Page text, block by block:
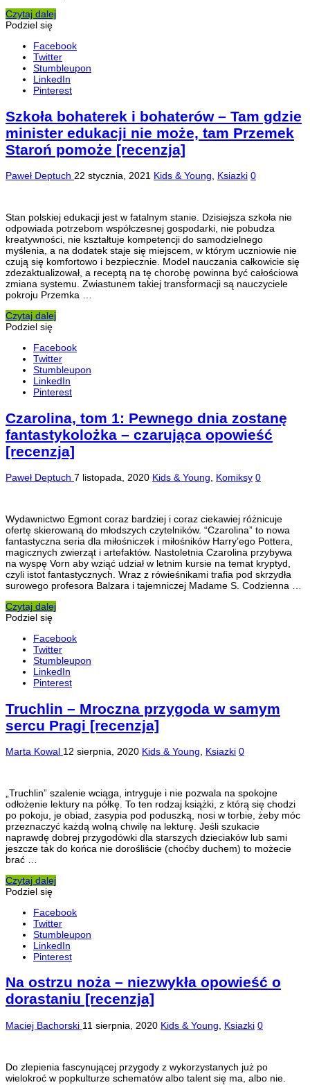
Czytaj dalej
Podziel się
Facebook
Twitter
Stumbleupon
LinkedIn
Pinterest
Szkoła bohaterek i bohaterów – Tam gdzie
minister edukacji nie może, tam Przemek
Staroń pomoże [recenzja]
Paweł Deptuch 22 stycznia, 2021 Kids & Young, Ksiazki 0
Stan polskiej edukacji jest w fatalnym stanie. Dzisiejsza szkoła nie
odpowiada potrzebom współczesnej gospodarki, nie pobudza
kreatywności, nie kształtuje kompetencji do samodzielnego
myślenia, a na dodatek staje się miejscem, w którym uczniowie nie
czują się komfortowo i bezpiecznie. Model nauczania całkowicie się
zdezaktualizował, a receptą na tę chorobę powinna być całościowa
zmiana systemu. Zwiastunem takiej transformacji są nauczyciele
pokroju Przemka …
Czytaj dalej
Podziel się
Facebook
Twitter
Stumbleupon
LinkedIn
Pinterest
Czarolina, tom 1: Pewnego dnia zostanę
fantastykolożka – czarująca opowieść
[recenzja]
Paweł Deptuch 7 listopada, 2020 Kids & Young Komiksy 0
Wydawnictwo Egmont coraz bardziej i coraz ciekawiej różnicuje
ofertę skierowaną do młodszych czytelników. “Czarolina” to nowa
fantastyczna seria dla miłośniczek i miłośników Harry’ego Pottera,
magicznych zwierząt i artefaktów. Nastoletnia Czarolina przybywa
na wyspę Vorn aby wziąć udział w letnim kursie na temat kryptyd,
czyli istot fantastycznych. Wraz z rówieśnikami trafia pod skrzydła
surowego profesora Balzara i tajemniczej Madame S. Codzienna …
Czytaj dalej
Podziel się
Facebook
Twitter
Stumbleupon
LinkedIn
Pinterest
Truchlin – Mroczna przygoda w samym
sercu Pragi [recenzja]
Marta Kowal 12 sierpnia, 2020 Kids & Young Ksiazki 0
„Truchlin” szalenie wciąga, intryguje i nie pozwala na spokojne
odłożenie lektury na półkę. To ten rodzaj książki, z którą się chodzi
po pokoju, je obiad, zasypia pod poduszką, nosi w torbie, żeby móc
przeznaczyć każdą wolną chwilę na lekturę. Jeśli szukacie
naprawdę dobrej przygodówki dla starszych dzieciaków lub sami
jeszcze tak do końca nie dorośliście (choćby duchem) to możecie
brać …
Czytaj dalej
Podziel się
Facebook
Twitter
Stumbleupon
LinkedIn
Pinterest
Na ostrzu noża – niezwykła opowieść o
dorastaniu [recenzja]
Maciej Bachorski 11 sierpnia, 2020 Kids & Young Ksiazki 0
Do zlepienia fascynującej przygody z wykorzystanych już po
wielokroć w popkulturze schematów albo talent się ma, albo nie.